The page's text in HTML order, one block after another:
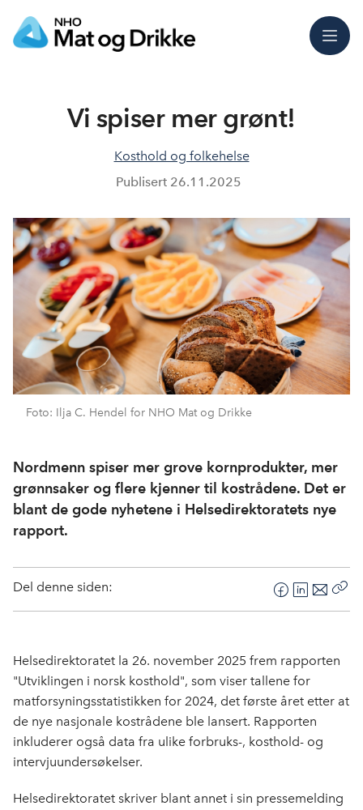
Meny
Vi spiser mer grønt!
Kosthold og folkehelse
Publisert 26.11.2025
Foto: Ilja C. Hendel for NHO Mat og Drikke
Nordmenn spiser mer grove kornprodukter, mer
grønnsaker og flere kjenner til kostrådene. Det er
blant de gode nyhetene i Helsedirektoratets nye
rapport.
Del denne siden:
F
e
b
k
L
k
e
n
E
o
Helsedirektoratet la 26. november 2025 frem rapporten
"Utviklingen i norsk kosthold", som viser tallene for
matforsyningsstatistikken for 2024, det første året etter at
de nye nasjonale kostrådene ble lansert. Rapporten
inkluderer også data fra ulike forbruks-, kosthold- og
intervjuundersøkelser.
Helsedirektoratet skriver blant annet i sin pressemelding